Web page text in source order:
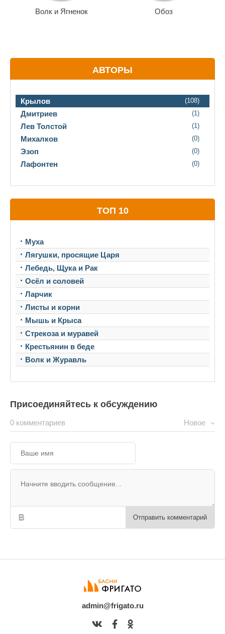
Волк и Ягненок Обоз
АВТОРЫ
Крылов (108)
Дмитриев (1)
Лев Толстой (1)
Михалков (0)
Эзоп (0)
Лафонтен (0)
ТОП 10
Муха
Лягушки, просящие Царя
Лебедь, Щука и Рак
Осёл и соловей
Ларчик
Листы и корни
Мышь и Крыса
Стрекоза и муравей
Крестьянин в беде
Волк и Журавль
Присоединяйтесь к обсуждению
0 комментариев Новое
Отправить комментарий
admin@frigato.ru